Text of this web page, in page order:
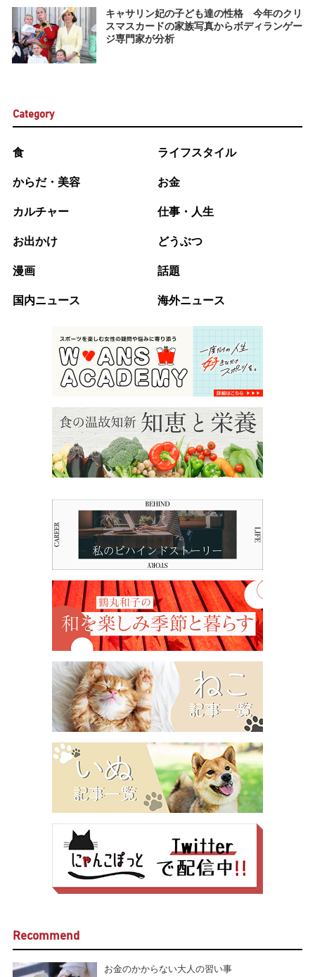
キャサリン妃の子ども達の性格 今年のクリ
スマスカードの家族写真からボディランゲー
ジ専門家が分析
Category
食 ライフスタイル
からだ・美容 お金
カルチャー 仕事・人生
お出かけ どうぶつ
漫画 話題
国内ニュース 海外ニュース
Recommend
お金のかからない大人の習い事